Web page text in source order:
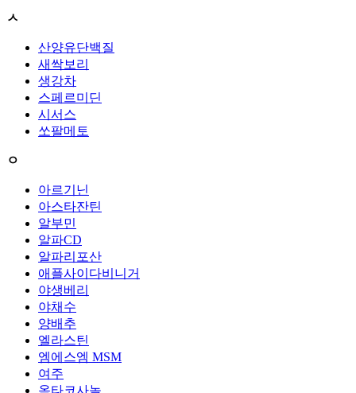
ㅅ
산양유단백질
새싹보리
생강차
스페르미딘
시서스
쏘팔메토
ㅇ
아르기닌
아스타잔틴
알부민
알파CD
알파리포산
애플사이다비니거
야생베리
야채수
양배추
엘라스틴
엠에스엠 MSM
여주
옥타코사놀